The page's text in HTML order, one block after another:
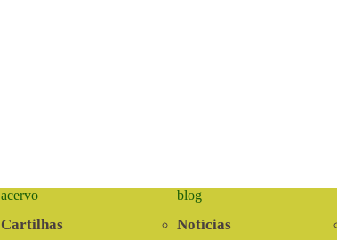
acervo
Cartilhas
blog
Notícias